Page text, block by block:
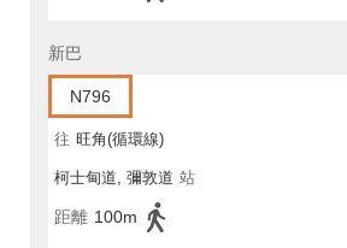
新巴
N796
往 旺角(循環線)
柯士甸道, 彌敦道 站
距離 100m